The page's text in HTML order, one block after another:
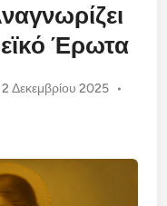
Έρωτα
2 Δεκεμβρίου 2025 •